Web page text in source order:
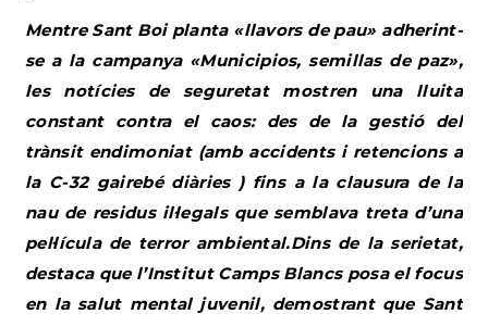
Mentre Sant Boi planta «llavors de pau» adherint-
se a la campanya «Municipios, semillas de paz»,
les notícies de seguretat mostren una lluita
constant contra el caos: des de la gestió del
trànsit endimoniat (amb accidents i retencions a
la C-32 gairebé diàries ) fins a la clausura de la
nau de residus il·legals que semblava treta d’una
pel·lícula de terror ambiental.Dins de la serietat,
destaca que l’Institut Camps Blancs posa el focus
en la salut mental juvenil, demostrant que Sant